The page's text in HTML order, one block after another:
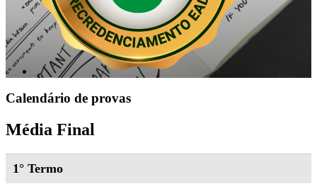
Calendário de provas
Média Final
1° Termo